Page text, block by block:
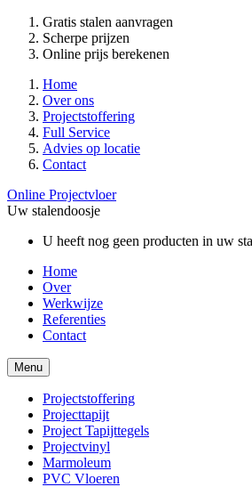
Gratis stalen aanvragen
Scherpe prijzen
Online prijs berekenen
Home
Over ons
Projectstoffering
Full Service
Advies op locatie
Contact
Online Projectvloer
Uw stalendoosje
U heeft nog geen producten in uw
Home
Over
Werkwijze
Referenties
Contact
Menu
Projectstoffering
Projecttapijt
Project Tapijttegels
Projectvinyl
Marmoleum
PVC Vloeren